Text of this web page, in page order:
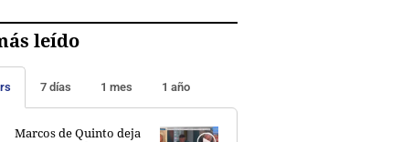
leído
7 días 1 mes 1 año
Marcos de Quinto deja